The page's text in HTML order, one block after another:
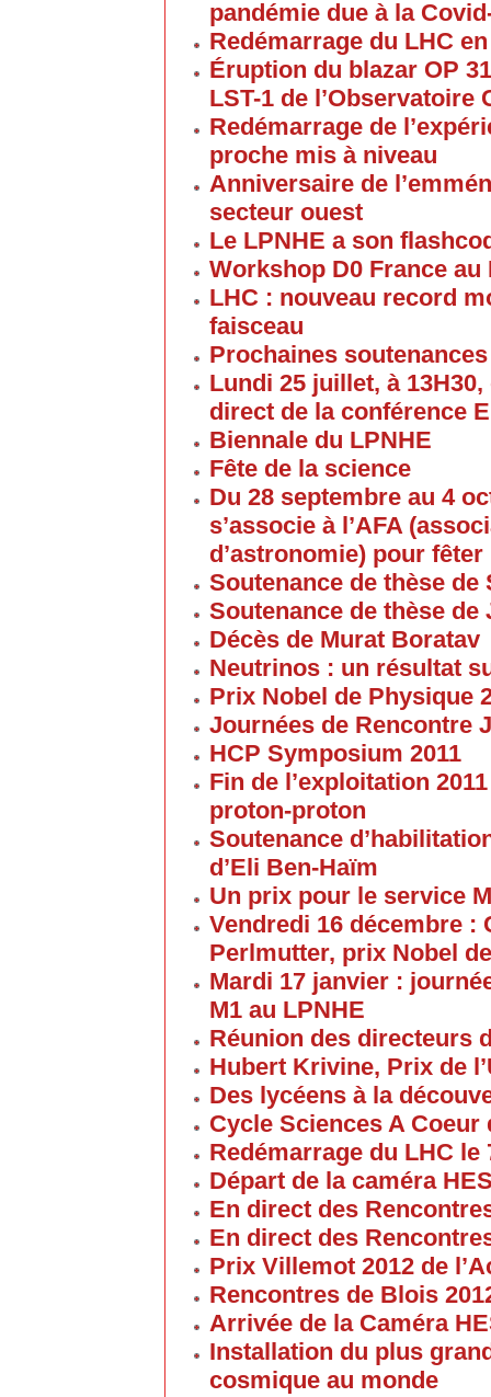
pandémie due à la
Redémarrage du LHC en
Éruption du blazar OP
LST-1 de l’Observatoire
Redémarrage de
proche mis à niveau
Anniversaire de
secteur ouest
Le LPNHE a son
Workshop D0 France au
LHC : nouveau record
faisceau
Prochaines
Lundi 25 juillet, à
direct de la conférence
Biennale du LPNHE
Fête de la science
Du 28 septembre au 4
s’associe à l’AFA
d’astronomie) pour fêter
Soutenance de thèse
Soutenance de thèse
Décès de Murat Boratav
Neutrinos : un résultat
Prix Nobel de Physique
Journées de Rencontre
HCP Symposium 2011
Fin de l’exploitation
proton-proton
Soutenance
d’Eli Ben-Haïm
Un prix pour le service
Vendredi 16 décembre :
Perlmutter, prix Nobel
Mardi 17 janvier :
M1 au LPNHE
Réunion des directeurs
Hubert Krivine, Prix de
Des lycéens à la
Cycle Sciences A Coeur
Redémarrage du LHC le
Départ de la caméra
En direct des
En direct des
Prix Villemot 2012 de
Rencontres de Blois
Arrivée de la Caméra
Installation du plus
cosmique au monde